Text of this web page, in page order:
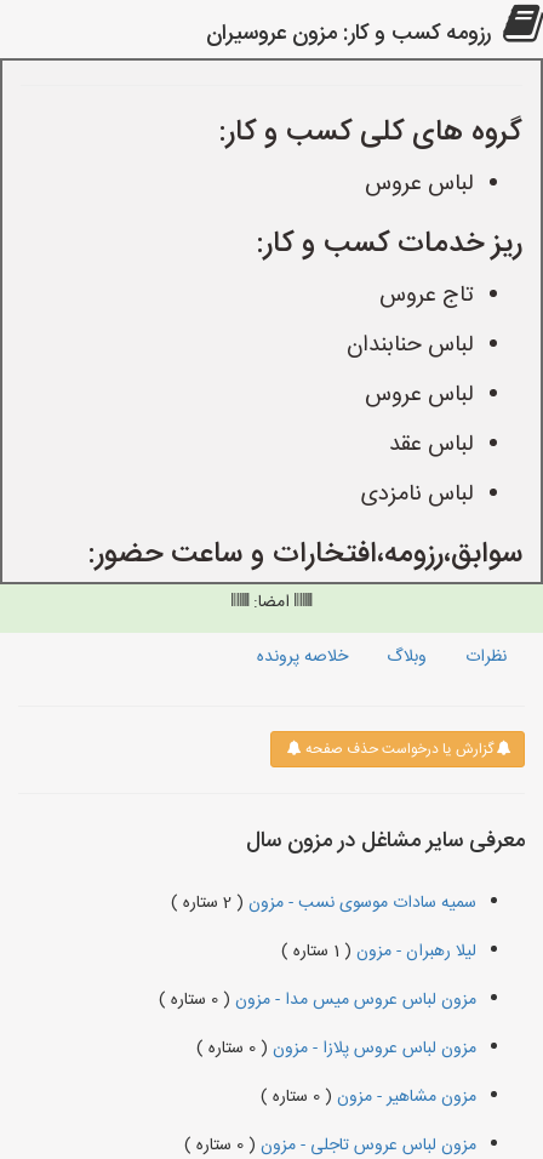
رزومه کسب و کار: مزون عروسیران
گروه های کلی کسب و کار:
لباس عروس
ریز خدمات کسب و کار:
تاج عروس
لباس حنابندان
لباس عروس
لباس عقد
لباس نامزدی
سوابق،رزومه،افتخارات و ساعت حضور:
امضا:
نظرات
وبلاگ خلاصه پرونده
گزارش یا درخواست حذف صفحه
معرفی سایر مشاغل در مزون سال
سمیه سادات موسوی نسب - مزون ( 2 ستاره )
لیلا رهبران - مزون ( 1 ستاره )
مزون لباس عروس میس مدا - مزون ( 0 ستاره )
مزون لباس عروس پلازا - مزون ( 0 ستاره )
مزون مشاهیر - مزون ( 0 ستاره )
مزون لباس عروس تاجلی - مزون ( 0 ستاره )